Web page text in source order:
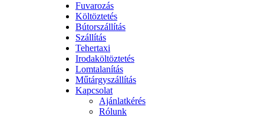
Fuvarozás
Költöztetés
Bútorszállítás
Szállítás
Tehertaxi
Irodaköltöztetés
Lomtalanítás
Műtárgyszállítás
Kapcsolat
Ajánlatkérés
Rólunk